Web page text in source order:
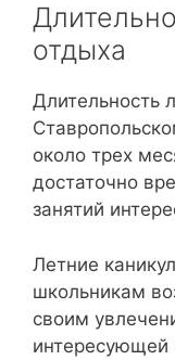
отдыха
Длительность
около трех
достаточно
занятий
Летние
школьникам
своим
интересующей